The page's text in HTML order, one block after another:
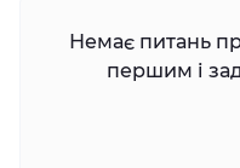
Немає питань
першим і